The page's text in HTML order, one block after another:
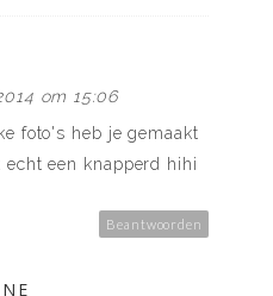
om 15:06
foto's heb je gemaakt
echt een knapperd hihi
Beantwoorden